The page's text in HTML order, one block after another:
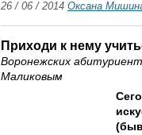
26 / 06 / 2014 Оксана
Приходи к нему
Воронежских
Маликовым